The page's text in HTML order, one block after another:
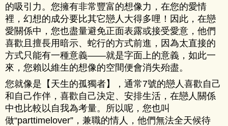
的吸引力。您擁有非常豐富的想像力，在您的愛情
裡，幻想的成分要比其它戀人大得多哩！因此，在戀
愛關係中，您也盡量避免正面表露或接受愛意，他們
喜歡且擅長用暗示、蛇行的方式前進，因為太直接的
方式只能有一種意義——就是字面上的意義，如此一
來，您賴以維生的想像的空間便會消失殆盡。
您就像是【天生的孤獨者】，通常7號的戀人喜歡自己
和自己作伴，喜歡自己決定、安排生活，在戀人關係
中也比較以自我為考量。所以呢，您也叫
做“parttimelover”，兼職的情人，他們無法全天候待